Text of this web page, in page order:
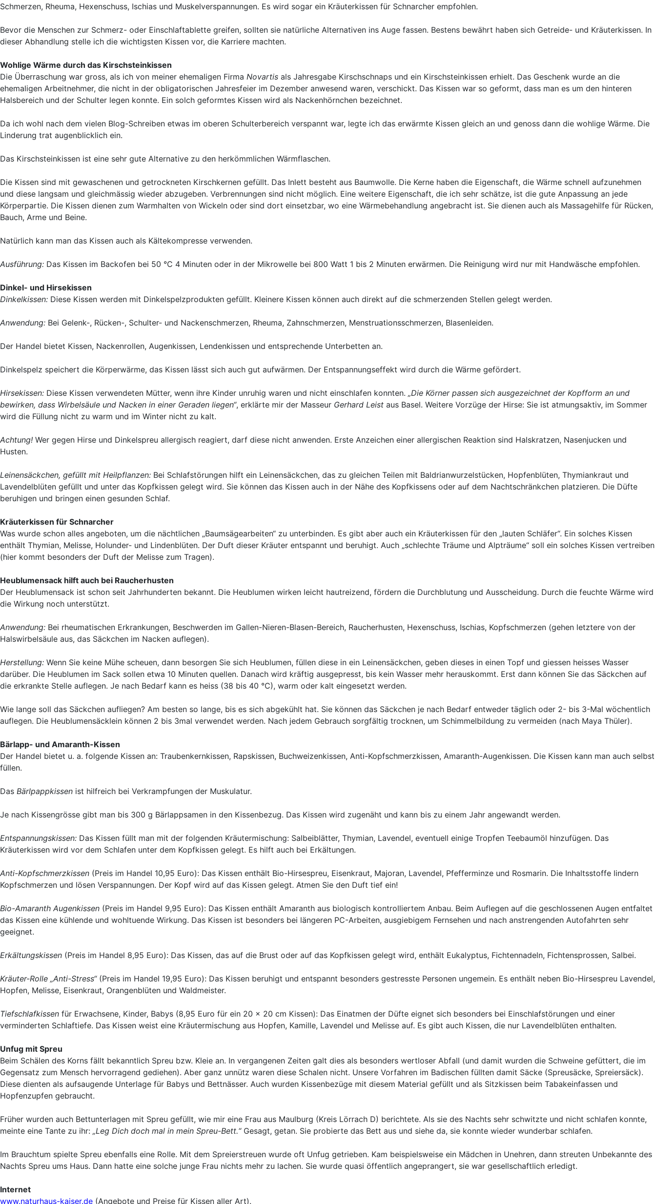
Schmerzen, Rheuma, Hexenschuss, Ischias und Muskelverspannungen. Es wird sogar ein Kräuterkissen für Schnarcher empfohlen.
Bevor die Menschen zur Schmerz- oder Einschlaftablette greifen, sollten sie natürliche Alternativen ins Auge fassen. Bestens bewährt haben sich Getreide- und Kräuterkissen. In
dieser Abhandlung stelle ich die wichtigsten Kissen vor, die Karriere machten.
Wohlige Wärme durch das Kirschsteinkissen
Die Überraschung war gross, als ich von meiner ehemaligen Firma Novartis als Jahresgabe Kirschschnaps und ein Kirschsteinkissen erhielt. Das Geschenk wurde an die
ehemaligen Arbeitnehmer, die nicht in der obligatorischen Jahresfeier im Dezember anwesend waren, verschickt. Das Kissen war so geformt, dass man es um den hinteren
Halsbereich und der Schulter legen konnte. Ein solch geformtes Kissen wird als Nackenhörnchen bezeichnet.
Da ich wohl nach dem vielen Blog-Schreiben etwas im oberen Schulterbereich verspannt war, legte ich das erwärmte Kissen gleich an und genoss dann die wohlige Wärme. Die
Linderung trat augenblicklich ein.
Das Kirschsteinkissen ist eine sehr gute Alternative zu den herkömmlichen Wärmflaschen.
Die Kissen sind mit gewaschenen und getrockneten Kirschkernen gefüllt. Das Inlett besteht aus Baumwolle. Die Kerne haben die Eigenschaft, die Wärme schnell aufzunehmen
und diese langsam und gleichmässig wieder abzugeben. Verbrennungen sind nicht möglich. Eine weitere Eigenschaft, die ich sehr schätze, ist die gute Anpassung an jede
Körperpartie. Die Kissen dienen zum Warmhalten von Wickeln oder sind dort einsetzbar, wo eine Wärmebehandlung angebracht ist. Sie dienen auch als Massagehilfe für Rücken,
Bauch, Arme und Beine.
Natürlich kann man das Kissen auch als Kältekompresse verwenden.
Ausführung: Das Kissen im Backofen bei 50 °C 4 Minuten oder in der Mikrowelle bei 800 Watt 1 bis 2 Minuten erwärmen. Die Reinigung wird nur mit Handwäsche empfohlen.
Dinkel- und Hirsekissen
Dinkelkissen: Diese Kissen werden mit Dinkelspelzprodukten gefüllt. Kleinere Kissen können auch direkt auf die schmerzenden Stellen gelegt werden.
Anwendung: Bei Gelenk-, Rücken-, Schulter- und Nackenschmerzen, Rheuma, Zahnschmerzen, Menstruationsschmerzen, Blasenleiden.
Der Handel bietet Kissen, Nackenrollen, Augenkissen, Lendenkissen und entsprechende Unterbetten an.
Dinkelspelz speichert die Körperwärme, das Kissen lässt sich auch gut aufwärmen. Der Entspannungseffekt wird durch die Wärme gefördert.
Hirsekissen: Diese Kissen verwendeten Mütter, wenn ihre Kinder unruhig waren und nicht einschlafen konnten. „Die Körner passen sich ausgezeichnet der Kopfform an und
bewirken, dass Wirbelsäule und Nacken in einer Geraden liegen“, erklärte mir der Masseur Gerhard Leist aus Basel. Weitere Vorzüge der Hirse: Sie ist atmungsaktiv, im Sommer
wird die Füllung nicht zu warm und im Winter nicht zu kalt.
Achtung! Wer gegen Hirse und Dinkelspreu allergisch reagiert, darf diese nicht anwenden. Erste Anzeichen einer allergischen Reaktion sind Halskratzen, Nasenjucken und
Husten.
Leinensäckchen, gefüllt mit Heilpflanzen: Bei Schlafstörungen hilft ein Leinensäckchen, das zu gleichen Teilen mit Baldrianwurzelstücken, Hopfenblüten, Thymiankraut und
Lavendelblüten gefüllt und unter das Kopfkissen gelegt wird. Sie können das Kissen auch in der Nähe des Kopfkissens oder auf dem Nachtschränkchen platzieren. Die Düfte
beruhigen und bringen einen gesunden Schlaf.
Kräuterkissen für Schnarcher
Was wurde schon alles angeboten, um die nächtlichen „Baumsägearbeiten“ zu unterbinden. Es gibt aber auch ein Kräuterkissen für den „lauten Schläfer“. Ein solches Kissen
enthält Thymian, Melisse, Holunder- und Lindenblüten. Der Duft dieser Kräuter entspannt und beruhigt. Auch „schlechte Träume und Alpträume“ soll ein solches Kissen vertreiben
(hier kommt besonders der Duft der Melisse zum Tragen).
Heublumensack hilft auch bei Raucherhusten
Der Heublumensack ist schon seit Jahrhunderten bekannt. Die Heublumen wirken leicht hautreizend, fördern die Durchblutung und Ausscheidung. Durch die feuchte Wärme wird
die Wirkung noch unterstützt.
Anwendung: Bei rheumatischen Erkrankungen, Beschwerden im Gallen-Nieren-Blasen-Bereich, Raucherhusten, Hexenschuss, Ischias, Kopfschmerzen (gehen letztere von der
Halswirbelsäule aus, das Säckchen im Nacken auflegen).
Herstellung: Wenn Sie keine Mühe scheuen, dann besorgen Sie sich Heublumen, füllen diese in ein Leinensäckchen, geben dieses in einen Topf und giessen heisses Wasser
darüber. Die Heublumen im Sack sollen etwa 10 Minuten quellen. Danach wird kräftig ausgepresst, bis kein Wasser mehr herauskommt. Erst dann können Sie das Säckchen auf
die erkrankte Stelle auflegen. Je nach Bedarf kann es heiss (38 bis 40 °C), warm oder kalt eingesetzt werden.
Wie lange soll das Säckchen aufliegen? Am besten so lange, bis es sich abgekühlt hat. Sie können das Säckchen je nach Bedarf entweder täglich oder 2- bis 3-Mal wöchentlich
auflegen. Die Heublumensäcklein können 2 bis 3mal verwendet werden. Nach jedem Gebrauch sorgfältig trocknen, um Schimmelbildung zu vermeiden (nach Maya Thüler).
Bärlapp- und Amaranth-Kissen
Der Handel bietet u. a. folgende Kissen an: Traubenkernkissen, Rapskissen, Buchweizenkissen, Anti-Kopfschmerzkissen, Amaranth-Augenkissen. Die Kissen kann man auch selbst
füllen.
Das Bärlpappkissen ist hilfreich bei Verkrampfungen der Muskulatur.
Je nach Kissengrösse gibt man bis 300 g Bärlappsamen in den Kissenbezug. Das Kissen wird zugenäht und kann bis zu einem Jahr angewandt werden.
Entspannungskissen: Das Kissen füllt man mit der folgenden Kräutermischung: Salbeiblätter, Thymian, Lavendel, eventuell einige Tropfen Teebaumöl hinzufügen. Das
Kräuterkissen wird vor dem Schlafen unter dem Kopfkissen gelegt. Es hilft auch bei Erkältungen.
Anti-Kopfschmerzkissen (Preis im Handel 10,95 Euro): Das Kissen enthält Bio-Hirsespreu, Eisenkraut, Majoran, Lavendel, Pfefferminze und Rosmarin. Die Inhaltsstoffe lindern
Kopfschmerzen und lösen Verspannungen. Der Kopf wird auf das Kissen gelegt. Atmen Sie den Duft tief ein!
Bio-Amaranth Augenkissen (Preis im Handel 9,95 Euro): Das Kissen enthält Amaranth aus biologisch kontrolliertem Anbau. Beim Auflegen auf die geschlossenen Augen entfaltet
das Kissen eine kühlende und wohltuende Wirkung. Das Kissen ist besonders bei längeren PC-Arbeiten, ausgiebigem Fernsehen und nach anstrengenden Autofahrten sehr
geeignet.
Erkältungskissen (Preis im Handel 8,95 Euro): Das Kissen, das auf die Brust oder auf das Kopfkissen gelegt wird, enthält Eukalyptus, Fichtennadeln, Fichtensprossen, Salbei.
Kräuter-Rolle „Anti-Stress“(Preis im Handel 19,95 Euro): Das Kissen beruhigt und entspannt besonders gestresste Personen ungemein. Es enthält neben Bio-Hirsespreu Lavendel,
Hopfen, Melisse, Eisenkraut, Orangenblüten und Waldmeister.
Tiefschlafkissen für Erwachsene, Kinder, Babys (8,95 Euro für ein 20 x 20 cm Kissen): Das Einatmen der Düfte eignet sich besonders bei Einschlafstörungen und einer
verminderten Schlaftiefe. Das Kissen weist eine Kräutermischung aus Hopfen, Kamille, Lavendel und Melisse auf. Es gibt auch Kissen, die nur Lavendelblüten enthalten.
Unfug mit Spreu
Beim Schälen des Korns fällt bekanntlich Spreu bzw. Kleie an. In vergangenen Zeiten galt dies als besonders wertloser Abfall (und damit wurden die Schweine gefüttert, die im
Gegensatz zum Mensch hervorragend gediehen). Aber ganz unnütz waren diese Schalen nicht. Unsere Vorfahren im Badischen füllten damit Säcke (Spreusäcke, Spreiersäck).
Diese dienten als aufsaugende Unterlage für Babys und Bettnässer. Auch wurden Kissenbezüge mit diesem Material gefüllt und als Sitzkissen beim Tabakeinfassen und
Hopfenzupfen gebraucht.
Früher wurden auch Bettunterlagen mit Spreu gefüllt, wie mir eine Frau aus Maulburg (Kreis Lörrach D) berichtete. Als sie des Nachts sehr schwitzte und nicht schlafen konnte,
meinte eine Tante zu ihr: „Leg Dich doch mal in mein Spreu-Bett.“Gesagt, getan. Sie probierte das Bett aus und siehe da, sie konnte wieder wunderbar schlafen.
Im Brauchtum spielte Spreu ebenfalls eine Rolle. Mit dem Spreierstreuen wurde oft Unfug getrieben. Kam beispielsweise ein Mädchen in Unehren, dann streuten Unbekannte des
Nachts Spreu ums Haus. Dann hatte eine solche junge Frau nichts mehr zu lachen. Sie wurde quasi öffentlich angeprangert, sie war gesellschaftlich erledigt.
Internet
www.naturhaus-kaiser.de (Angebote und Preise für Kissen aller Art).